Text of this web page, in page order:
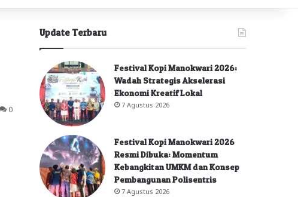
0
Update Terbaru
Festival Kopi Manokwari 2026:
Wadah Strategis Akselerasi
Ekonomi Kreatif Lokal
7 Agustus 2026
Festival Kopi Manokwari 2026
Resmi Dibuka: Momentum
Kebangkitan UMKM dan Konsep
Pembangunan Polisentris
7 Agustus 2026